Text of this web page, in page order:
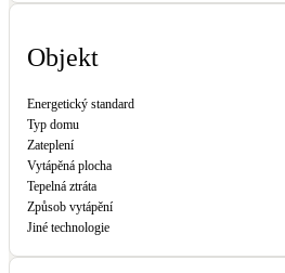
Retence deštové vody
Zelená střecha
Objekt
Energetický standard
Typ domu
Zateplení
Vytápěná plocha
Tepelná ztráta
Způsob vytápění
Jiné technologie